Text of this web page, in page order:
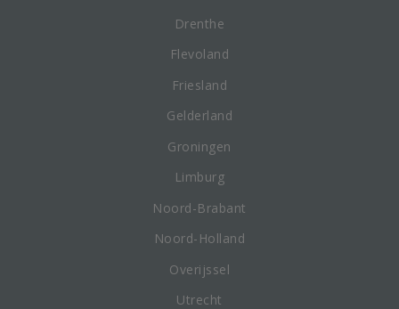
Drenthe
Flevoland
Friesland
Gelderland
Groningen
Limburg
Noord-Brabant
Noord-Holland
Overijssel
Utrecht